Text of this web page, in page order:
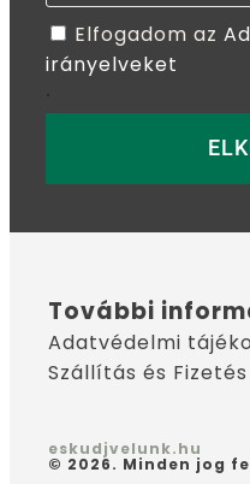
Elfogadom az
irányelveket
További
Adatvédelmi
Szállítás és Fizetés
eskudjvelunk.hu
© 2026. Minden jog